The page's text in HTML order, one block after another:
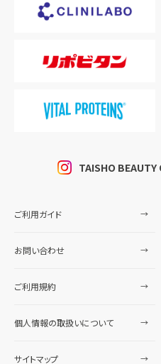
TAISHO BEAUTY
ご利用ガイド
お問い合わせ
ご利用規約
個人情報の取扱いについて
サイトマップ